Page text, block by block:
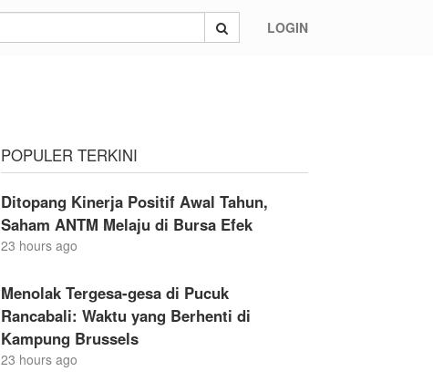
LOGIN
POPULER TERKINI
Ditopang Kinerja Positif Awal Tahun,
Saham ANTM Melaju di Bursa Efek
23 hours ago
Menolak Tergesa-gesa di Pucuk
Rancabali: Waktu yang Berhenti di
Kampung Brussels
23 hours ago